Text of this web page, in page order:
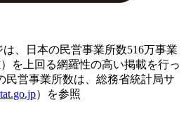
、日本の民営事業所数516万事業
を上回る網羅性の高い掲載を行っ
民営事業所数は、総務省統計局サ
）を参照